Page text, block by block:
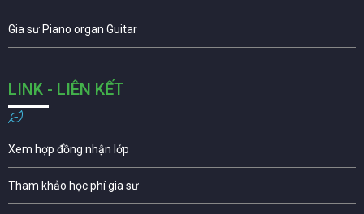
Gia sư Piano organ Guitar
LINK - LIÊN KẾT
Xem hợp đồng nhận lớp
Tham khảo học phí gia sư